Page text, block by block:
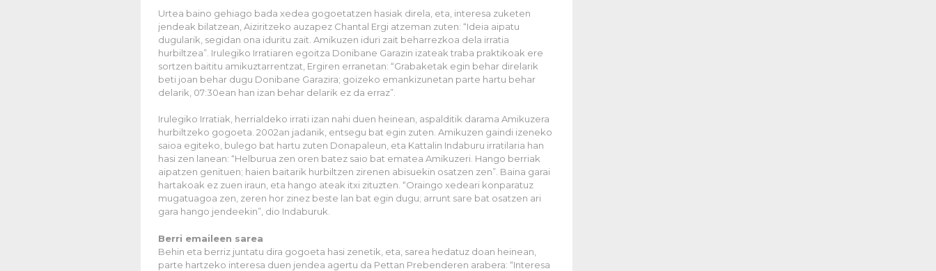
Urtea baino gehiago bada xedea gogoetatzen hasiak direla, eta, interesa zuketen
jendeak bilatzean, Aiziritzeko auzapez Chantal Ergi atzeman zuten: “Ideia aipatu
dugularik, segidan ona iduritu zait. Amikuzen iduri zait beharrezkoa dela irratia
hurbiltzea”. Irulegiko Irratiaren egoitza Donibane Garazin izateak traba praktikoak ere
sortzen baititu amikuztarrentzat, Ergiren erranetan: “Grabaketak egin behar direlarik
beti joan behar dugu Donibane Garazira; goizeko emankizunetan parte hartu behar
delarik, 07:30ean han izan behar delarik ez da erraz”.
Irulegiko Irratiak, herrialdeko irrati izan nahi duen heinean, aspalditik darama Amikuzera
hurbiltzeko gogoeta. 2002an jadanik, entsegu bat egin zuten. Amikuzen gaindi izeneko
saioa egiteko, bulego bat hartu zuten Donapaleun, eta Kattalin Indaburu irratilaria han
hasi zen lanean: “Helburua zen oren batez saio bat ematea Amikuzeri. Hango berriak
aipatzen genituen; haien baitarik hurbiltzen zirenen abisuekin osatzen zen”. Baina garai
hartakoak ez zuen iraun, eta hango ateak itxi zituzten. “Oraingo xedeari konparatuz
mugatuagoa zen, zeren hor zinez beste lan bat egin dugu; arrunt sare bat osatzen ari
gara hango jendeekin”, dio Indaburuk.
Berri emaileen sarea
Behin eta berriz juntatu dira gogoeta hasi zenetik, eta, sarea hedatuz doan heinean,
parte hartzeko interesa duen jendea agertu da Pettan Prebenderen arabera: “Interesa